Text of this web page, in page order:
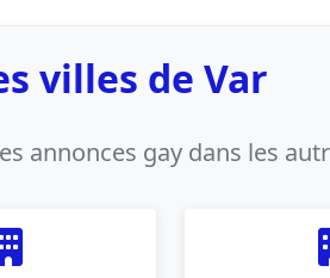
villes de Var
annonces gay dans les